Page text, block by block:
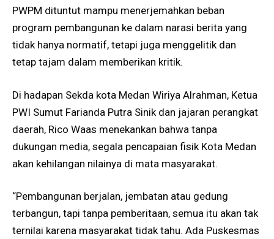
PWPM dituntut mampu menerjemahkan beban
program pembangunan ke dalam narasi berita yang
tidak hanya normatif, tetapi juga menggelitik dan
tetap tajam dalam memberikan kritik.
Di hadapan Sekda kota Medan Wiriya Alrahman, Ketua
PWI Sumut Farianda Putra Sinik dan jajaran perangkat
daerah, Rico Waas menekankan bahwa tanpa
dukungan media, segala pencapaian fisik Kota Medan
akan kehilangan nilainya di mata masyarakat.
“Pembangunan berjalan, jembatan atau gedung
terbangun, tapi tanpa pemberitaan, semua itu akan tak
ternilai karena masyarakat tidak tahu. Ada Puskesmas